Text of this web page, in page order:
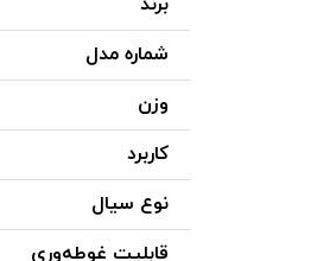
شماره مدل
وزن
کاربرد
نوع سیال
قابلیت غوطه‌وری